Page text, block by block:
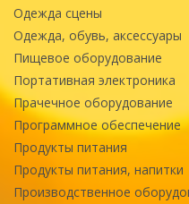
Одежда сцены
Одежда, обувь, аксессуары
Пищевое оборудование
Портативная электроника
Прачечное оборудование
Программное обеспечение
Продукты питания
Продукты питания, напитки
Производственное